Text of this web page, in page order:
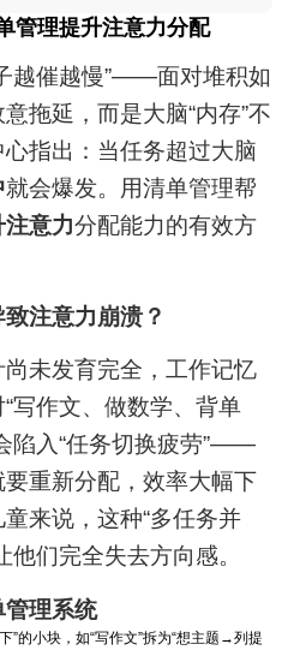
不集中就会爆发。用清单管理
管理提升注意力分配
越催越慢”——面对堆积如
拖延，而是大脑“内存”不
指出：当任务超过大脑
就会爆发。用清单管理帮
注意力分配能力的有效方
注意力崩溃？
未发育完全，工作记忆
写作文、做数学、背单
陷入“任务切换疲劳”——
重新分配，效率大幅下
童来说，这种“多任务并
他们完全失去方向感。
理系统
”的小块，如“写作文”拆为“想主题→列提